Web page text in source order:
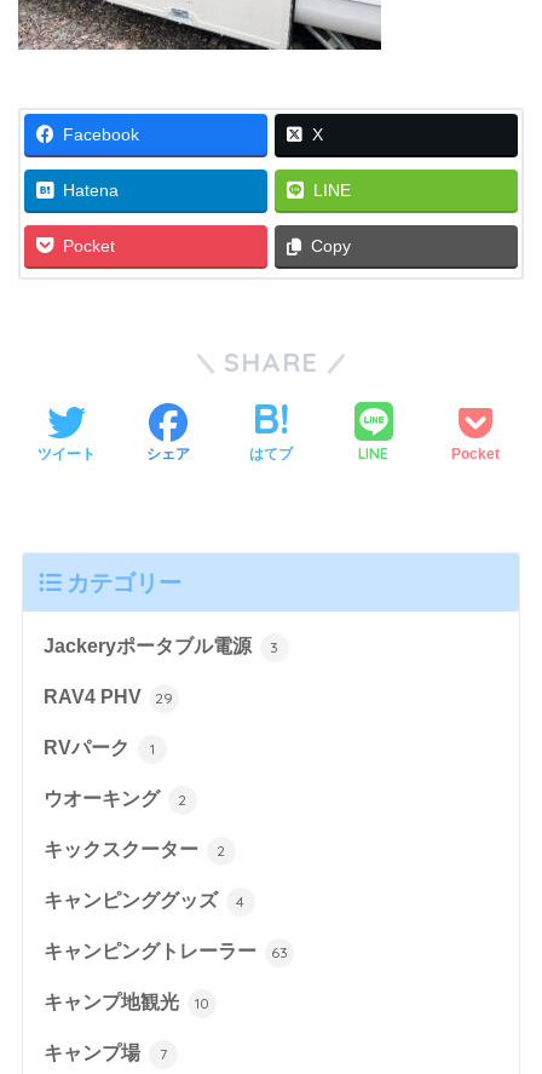
Facebook X
Hatena LINE
Pocket Copy
SHARE
ツイート シェア はてブ LINE Pocket
カテゴリー
Jackeryポータブル電源 3
RAV4 PHV 29
RVパーク 1
ウオーキング 2
キックスクーター 2
キャンピンググッズ 4
キャンピングトレーラー 63
キャンプ地観光 10
キャンプ場 7